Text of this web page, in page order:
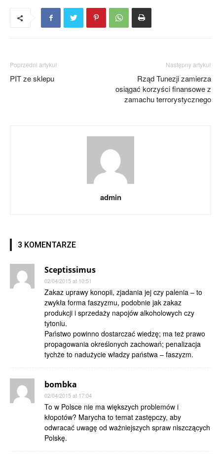
Poprzedni artykuł
PIT ze sklepu
Następny artykuł
Rząd Tunezji zamierza
osiągać korzyści finansowe z
zamachu terrorystycznego
admin
3 KOMENTARZE
Sceptissimus
02/04/2015 at 10:51
Zakaz uprawy konopii, zjadania jej czy palenia – to
zwykła forma faszyzmu, podobnie jak zakaz
produkcji i sprzedaży napojów alkoholowych czy
tytoniu.
Państwo powinno dostarczać wiedzę; ma też prawo
propagowania określonych zachowań; penalizacja
tychże to nadużycie władzy państwa – faszyzm.
bombka
02/04/2015 at 17:04
To w Polsce nie ma większych problemów i
kłopotów? Marycha to temat zastępczy, aby
odwracać uwagę od ważniejszych spraw niszczących
Polskę.